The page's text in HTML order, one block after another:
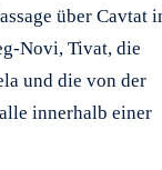
über Cavtat
Novi, Tivat, die
und die von der
innerhalb einer